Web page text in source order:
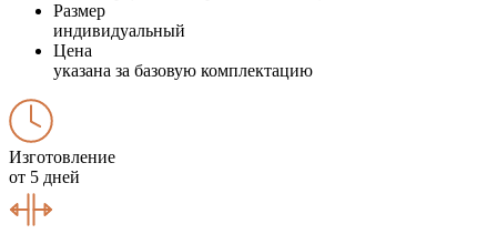
Размер
индивидуальный
Цена
указана за базовую комплектацию
Изготовление
от 5 дней